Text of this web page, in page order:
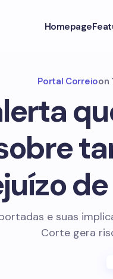
Homepage
Portal Correioon
e suas
Corte gera